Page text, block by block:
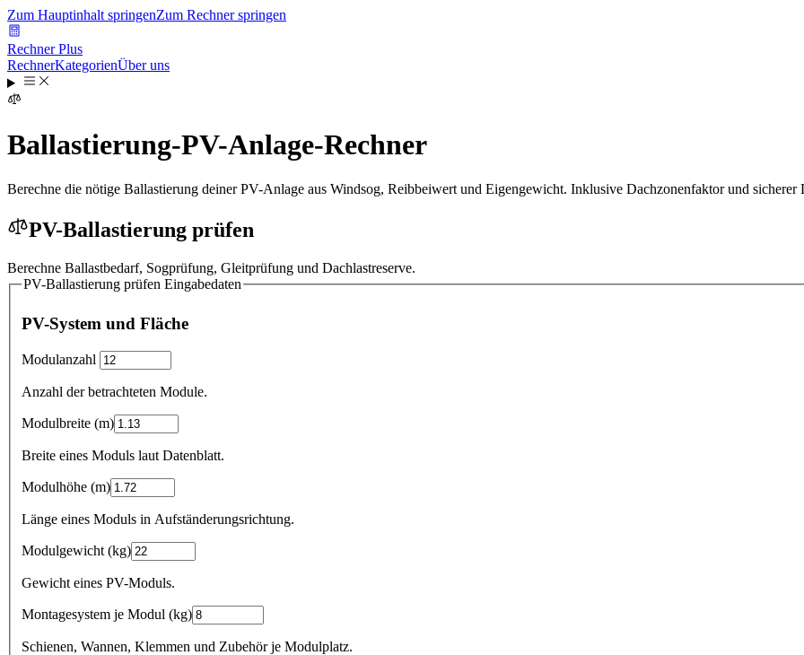
Zum Hauptinhalt springenZum Rechner springen
Rechner Plus
RechnerKategorienÜber uns
Ballastierung-PV-Anlage-Rechner
Berechne die nötige Ballastierung deiner PV-Anlage aus Windsog, Reibbeiwert und Eigengewicht. Inklusive Dachzonenfaktor und sicherer
PV-Ballastierung prüfen
Berechne Ballastbedarf, Sogprüfung, Gleitprüfung und Dachlastreserve.
PV-Ballastierung prüfen Eingabedaten
PV-System und Fläche
Modulanzahl
Anzahl der betrachteten Module.
Modulbreite (m)
Breite eines Moduls laut Datenblatt.
Modulhöhe (m)
Länge eines Moduls in Aufständerungsrichtung.
Modulgewicht (kg)
Gewicht eines PV-Moduls.
Montagesystem je Modul (kg)
Schienen, Wannen, Klemmen und Zubehör je Modulplatz.